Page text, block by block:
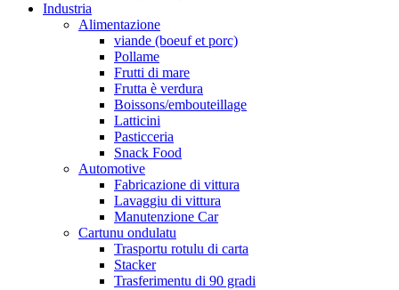
Industria
Alimentazione
viande (boeuf et porc)
Pollame
Frutti di mare
Frutta è verdura
Boissons/embouteillage
Latticini
Pasticceria
Snack Food
Automotive
Fabricazione di vittura
Lavaggiu di vittura
Manutenzione Car
Cartunu ondulatu
Trasportu rotulu di carta
Stacker
Trasferimentu di 90 gradi